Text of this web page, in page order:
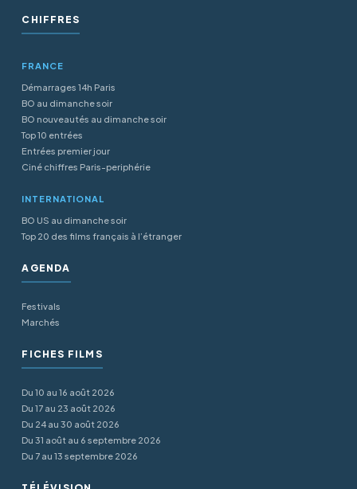
CHIFFRES
FRANCE
Démarrages 14h Paris
BO au dimanche soir
BO nouveautés au dimanche soir
Top 10 entrées
Entrées premier jour
Ciné chiffres Paris-periphérie
INTERNATIONAL
BO US au dimanche soir
Top 20 des films français à l’étranger
AGENDA
Festivals
Marchés
FICHES FILMS
Du 10 au 16 août 2026
Du 17 au 23 août 2026
Du 24 au 30 août 2026
Du 31 août au 6 septembre 2026
Du 7 au 13 septembre 2026